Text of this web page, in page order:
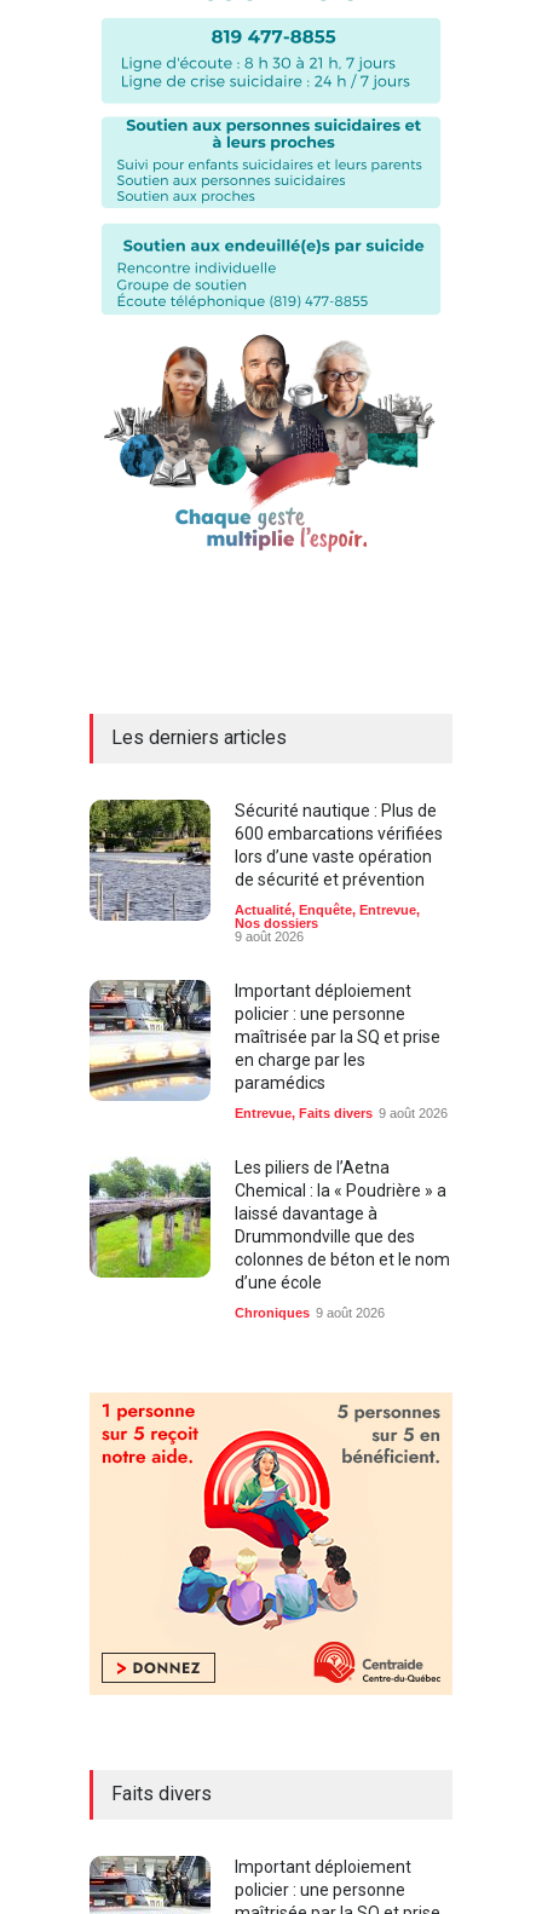
Les derniers articles
Sécurité nautique : Plus de
600 embarcations vérifiées
lors d’une vaste opération
de sécurité et prévention
Actualité,Enquête ,
,
Nos dossiers
Important déploiement
policier : une personne
maîtrisée par la SQ et prise
en charge par les
paramédics
,
Les piliers de l’Aetna
Chemical : la « Poudrière » a
laissé davantage à
Drummondville que des
colonnes de béton et le nom
d’une école
Chroniques
Faits divers
Important déploiement
policier : une personne